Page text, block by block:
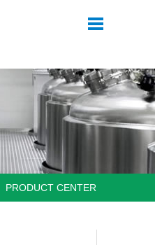
PRODUCT CENTER